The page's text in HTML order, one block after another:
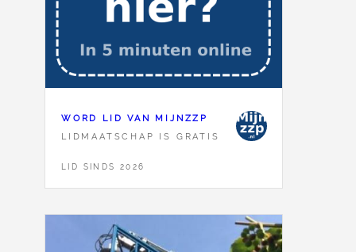
WORD LID VAN MIJNZZP
LIDMAATSCHAP IS GRATIS
LID SINDS 2026